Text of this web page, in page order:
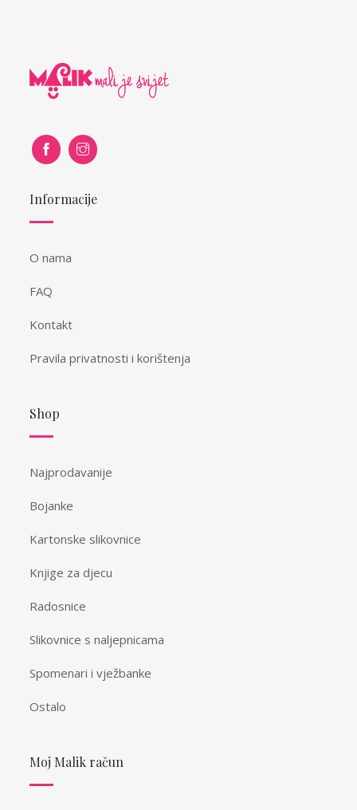
Informacije
O nama
FAQ
Kontakt
Pravila privatnosti i korištenja
Shop
Najprodavanije
Bojanke
Kartonske slikovnice
Knjige za djecu
Radosnice
Slikovnice s naljepnicama
Spomenari i vježbanke
Ostalo
Moj Malik račun